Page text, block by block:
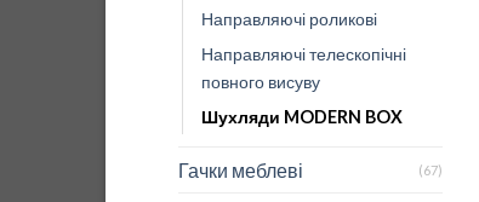
Направляючі роликові
Направляючі телескопічні
повного висуву
Шухляди MODERN BOX
Гачки меблеві (67)